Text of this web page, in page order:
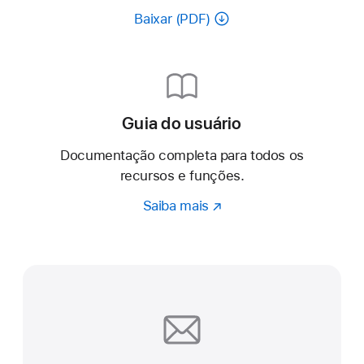
Baixar (PDF)
Guia do usuário
Documentação completa para todos os
recursos e funções.
Saiba mais